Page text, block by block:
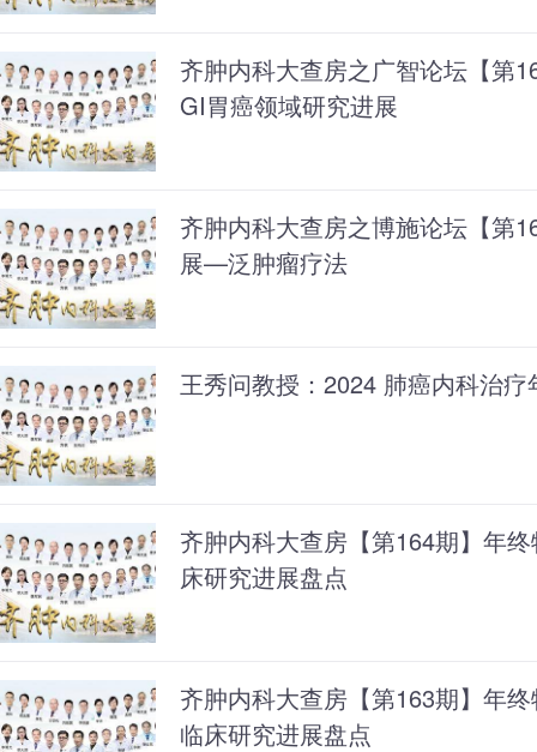
齐肿内科大查房之广智论坛【第
GI胃癌领域研究进展
齐肿内科大查房之博施论坛【第
展—泛肿瘤疗法
王秀问教授：2024 肺癌内科治疗
齐肿内科大查房【第164期】年
床研究进展盘点
齐肿内科大查房【第163期】年
临床研究进展盘点